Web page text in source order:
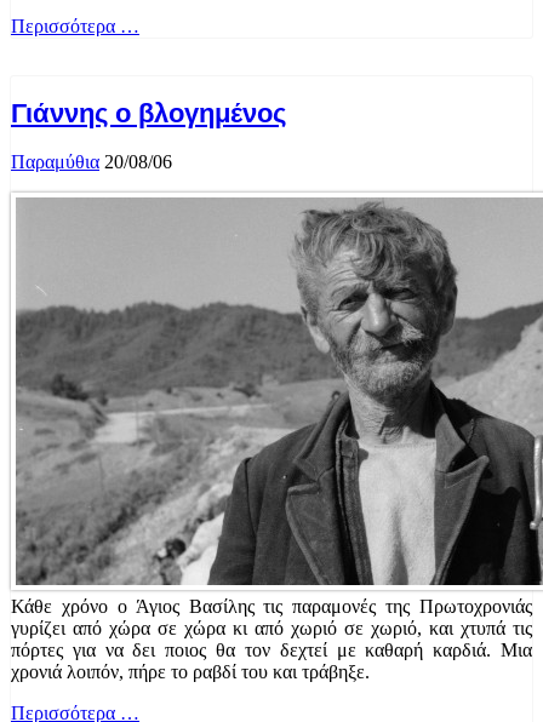
Περισσότερα …
Γιάννης ο βλογημένος
Παραμύθια 20/08/06
Κάθε χρόνο ο Άγιος Βασίλης τις παραμονές της Πρωτοχρονιάς
γυρίζει από χώρα σε χώρα κι από χωριό σε χωριό, και χτυπά τις
πόρτες για να δει ποιος θα τον δεχτεί με καθαρή καρδιά. Μια
χρονιά λοιπόν, πήρε το ραβδί του και τράβηξε.
Περισσότερα …